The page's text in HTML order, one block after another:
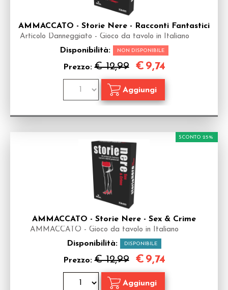
AMMACCATO - Storie Nere - Racconti Fantastici
Articolo Danneggiato - Gioco da tavolo in Italiano
Disponibilità: NON DISPONIBILE
Prezzo:€ 12,99 € 9,74
AMMACCATO - Storie Nere - Sex & Crime
AMMACCATO - Gioco da tavolo in Italiano
Disponibilità: DISPONIBILE
Prezzo:€ 12,99
SCONTO 25%
€ 9,74